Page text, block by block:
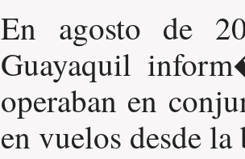
En agosto de
Guayaquil
operaban en
en vuelos desde la